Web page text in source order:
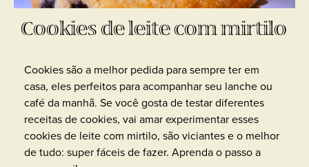
Cookies de leite com mirtilo
Cookies são a melhor pedida para sempre ter em
casa, eles perfeitos para acompanhar seu lanche ou
café da manhã. Se você gosta de testar diferentes
receitas de cookies, vai amar experimentar esses
cookies de leite com mirtilo, são viciantes e o melhor
de tudo: super fáceis de fazer. Aprenda o passo a